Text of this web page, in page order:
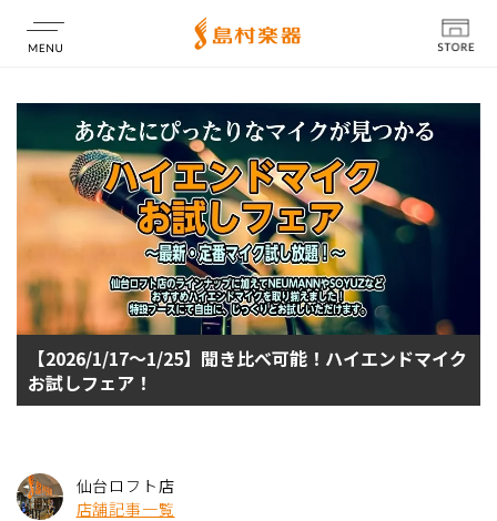
店舗情報
【2026/1/17～1/25】聞き比べ可能！ハイエンドマイク
お試しフェア！
仙台ロフト店
店舗記事一覧